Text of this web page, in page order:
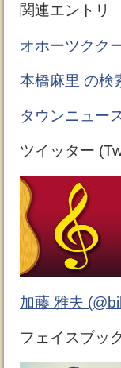
関連エントリ
オホーツクク
本橋麻里 の検
タウンニュー
ツイッター
加藤 雅夫
フェイスブッ